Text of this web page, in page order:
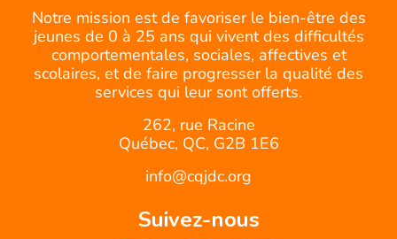
Notre mission est de favoriser le bien-être des
jeunes de 0 à 25 ans qui vivent des difficultés
comportementales, sociales, affectives et
scolaires, et de faire progresser la qualité des
services qui leur sont offerts.
262, rue Racine
Québec, QC, G2B 1E6
info@cqjdc.org
Suivez-nous